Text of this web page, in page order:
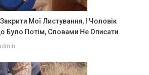
Мої Листування, І Чоловік
Було Потім, Словами Не Описати